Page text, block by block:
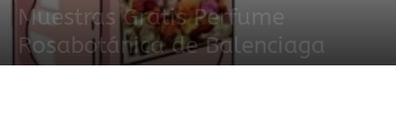
Muestras Gratis Perfume
Rosabotánica de Balenciaga